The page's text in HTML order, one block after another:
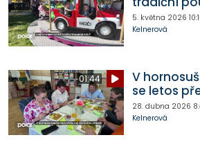
5. května 2026
Kelnerová
01:44
V
se letos
28. dubna 2026
Kelnerová